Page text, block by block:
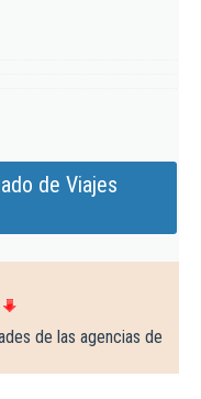
de Viajes
de las agencias de